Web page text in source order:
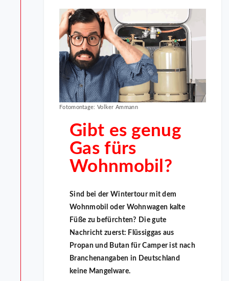
Fotomontage: Volker Ammann
Gibt es genug
Gas fürs
Wohnmobil?
Sind bei der Wintertour mit dem
Wohnmobil oder Wohnwagen kalte
Füße zu befürchten? Die gute
Nachricht zuerst: Flüssiggas aus
Propan und Butan für Camper ist nach
Branchenangaben in Deutschland
keine Mangelware.